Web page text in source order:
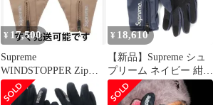
¥ 17,500
Supreme
WINDSTOPPER Zip
Gloves "Taupe"
¥ 18,610
【新品】Supreme シュ
プリーム ネイビー 紺
サイズ:S | 24AW ウイン
ドストッパー ジップ グ